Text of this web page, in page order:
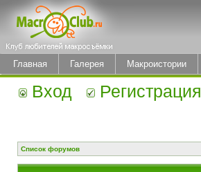
Главная Галерея Макроистории
Вход Регистрация
Список форумов